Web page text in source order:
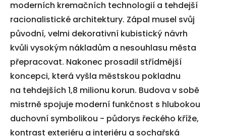
moderních kremačních technologií a tehdejší
racionalistické architektury. Zápal musel svůj
původní, velmi dekorativní kubistický návrh
kvůli vysokým nákladům a nesouhlasu města
přepracovat. Nakonec prosadil střídmější
koncepci, která vyšla městskou pokladnu
na tehdejších 1,8 milionu korun. Budova v sobě
mistrně spojuje moderní funkčnost s hlubokou
duchovní symbolikou - půdorys řeckého kříže,
kontrast exteriéru a interiéru a sochařská